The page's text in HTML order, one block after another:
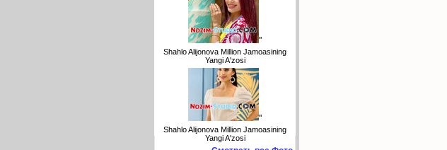
"
Shahlo Alijonova Million Jamoasining
Yangi A'zosi
"
Shahlo Alijonova Million Jamoasining
Yangi A'zosi